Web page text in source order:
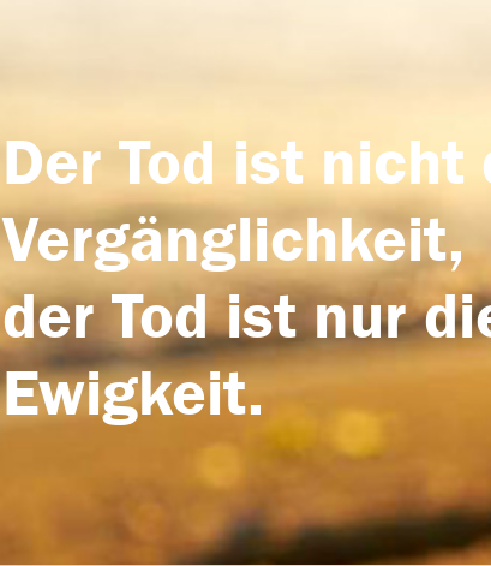
Der Tod ist
Vergänglichkeit,
der Tod ist nur
Ewigkeit.